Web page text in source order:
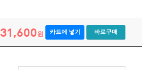
31,600원 카트에 넣기 바로구매